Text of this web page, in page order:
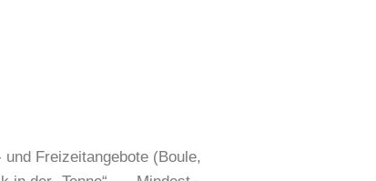
Freizeitangebote (Boule,